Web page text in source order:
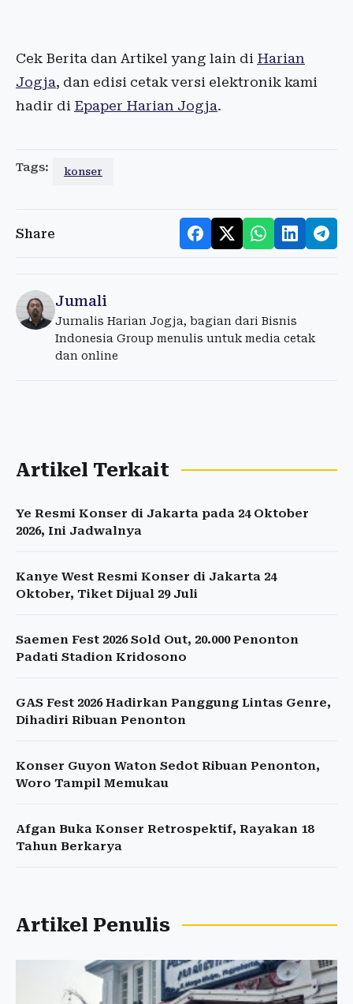
Cek Berita dan Artikel yang lain di Harian
Jogja, dan edisi cetak versi elektronik kami
hadir di Epaper Harian Jogja.
Tags: konser
Share
Jumali
Jurnalis Harian Jogja, bagian dari Bisnis
Indonesia Group menulis untuk media cetak
dan online
Artikel Terkait
Ye Resmi Konser di Jakarta pada 24 Oktober
2026, Ini Jadwalnya
Kanye West Resmi Konser di Jakarta 24
Oktober, Tiket Dijual 29 Juli
Saemen Fest 2026 Sold Out, 20.000 Penonton
Padati Stadion Kridosono
GAS Fest 2026 Hadirkan Panggung Lintas Genre,
Dihadiri Ribuan Penonton
Konser Guyon Waton Sedot Ribuan Penonton,
Woro Tampil Memukau
Afgan Buka Konser Retrospektif, Rayakan 18
Tahun Berkarya
Artikel Penulis